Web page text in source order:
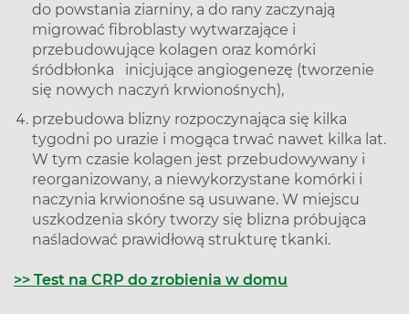
do powstania ziarniny, a do rany zaczynają
migrować fibroblasty wytwarzające i
przebudowujące kolagen oraz komórki
śródbłonka inicjujące angiogenezę (tworzenie
się nowych naczyń krwionośnych),
przebudowa blizny rozpoczynająca się kilka
tygodni po urazie i mogąca trwać nawet kilka lat.
W tym czasie kolagen jest przebudowywany i
reorganizowany, a niewykorzystane komórki i
naczynia krwionośne są usuwane. W miejscu
uszkodzenia skóry tworzy się blizna próbująca
naśladować prawidłową strukturę tkanki.
>> Test na CRP do zrobienia w domu